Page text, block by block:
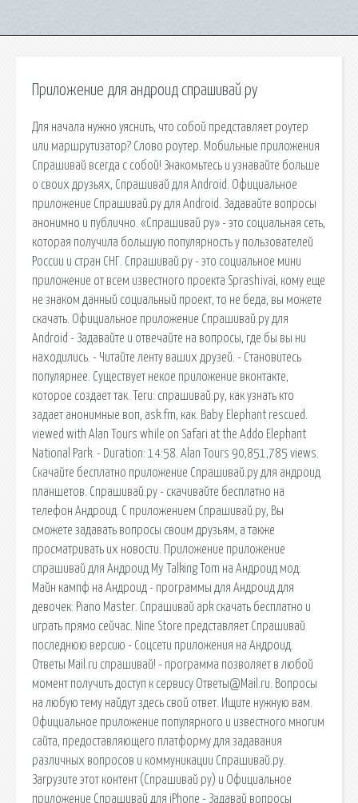
Приложение для андроид спрашивай ру
Для начала нужно уяснить, что собой представляет роутер
или маршрутизатор? Слово роутер. Мобильные приложения
Cпрашивай всегда с собой! Знакомьтесь и узнавайте больше
о своих друзьях, Спрашивай для Android. Официальное
приложение Спрашивай.ру для Android. Задавайте вопросы
анонимно и публично. «Спрашивай ру» - это социальная сеть,
которая получила большую популярность у пользователей
России и стран СНГ. Спрашивай.ру - это социальное мини
приложение от всем известного проекта Sprashivai, кому еще
не знаком данный социальный проект, то не беда, вы можете
скачать. Официальное приложение Спрашивай.ру для
Android - Задавайте и отвечайте на вопросы, где бы вы ни
находились. - Читайте ленту ваших друзей. - Становитесь
популярнее. Существует некое приложение вконтакте,
которое создает так. Теги: спрашивай.ру, как узнать кто
задает анонимные воп, ask.fm, как. Baby Elephant rescued.
viewed with Alan Tours while on Safari at the Addo Elephant
National Park. - Duration: 14:58. Alan Tours 90,851,785 views.
Скачайте бесплатно приложение Спрашивай.ру для андроид
планшетов. Спрашивай.ру - скачивайте бесплатно на
телефон Андроид. С приложением Спрашивай.ру, Вы
сможете задавать вопросы своим друзьям, а также
просматривать их новости. Приложение приложение
спрашивай для Андроид My Talking Tom на Андроид мод:
Майн кампф на Андроид - программы для Андроид для
девочек: Piano Master. Спрашивай apk скачать бесплатно и
играть прямо сейчас. Nine Store представляет Спрашивай
последнюю версию - Соцсети приложения на Андроид.
Ответы Mail.ru спрашивай! - программа позволяет в любой
момент получить доступ к сервису Ответы@Mail.ru. Вопросы
на любую тему найдут здесь свой ответ. Ищите нужную вам.
Официальное приложение популярного и известного многим
сайта, предоставляющего платформу для задавания
различных вопросов и коммуникации Спрашивай.ру.
Загрузите этот контент (Спрашивай ру) и ‎Официальное
приложение Спрашивай для iPhone - Задавай вопросы